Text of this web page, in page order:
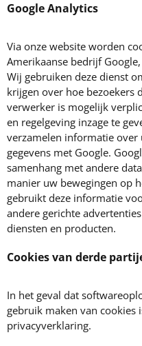
Google Analytics
Via onze website worden
Amerikaanse bedrijf
Wij gebruiken deze dienst
krijgen over hoe bezoekers
verwerker is mogelijk
en regelgeving inzage te
verzamelen informatie over
gegevens met Google.
samenhang met andere
manier uw bewegingen op
gebruikt deze informatie
andere gerichte
diensten en producten.
Cookies van derde
In het geval dat
gebruik maken van cookies
privacyverklaring.